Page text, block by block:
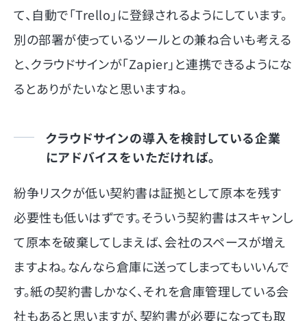
て、自動で「Trello」に登録されるようにしています。
別の部署が使っているツールとの兼ね合いも考える
と、クラウドサインが「Zapier」と連携できるようにな
るとありがたいなと思いますね。
クラウドサインの導入を検討している企業
にアドバイスをいただければ。
紛争リスクが低い契約書は証拠として原本を残す
必要性も低いはずです。そういう契約書はスキャンし
て原本を破棄してしまえば、会社のスペースが増え
ますよね。なんなら倉庫に送ってしまってもいいんで
す。紙の契約書しかなく、それを倉庫管理している会
社もあると思いますが、契約書が必要になっても取